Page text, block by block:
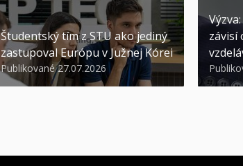
Študentský tím z STU ako jediný
zastupoval Európu v Južnej Kórei
Publikované 27.07.2026
závisí